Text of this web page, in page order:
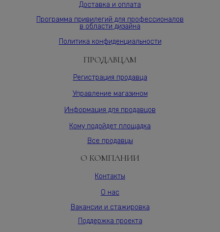
мм,
ONE,
Доставка и оплата
Программа привилегий для профессионалов
в области дизайна
Политика конфиденциальности
ПРОДАВЦАМ
Регистрация продавца
Управление магазином
Информация для продавцов
Кому подойдет площадка
Все продавцы
О КОМПАНИИ
Контакты
О нас
Вакансии и стажировка
Поддержка проекта